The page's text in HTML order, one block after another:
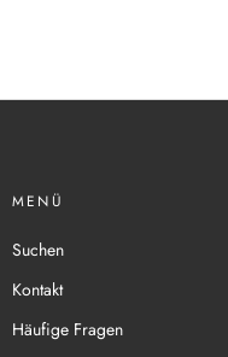
MENÜ
Suchen
Kontakt
Häufige Fragen